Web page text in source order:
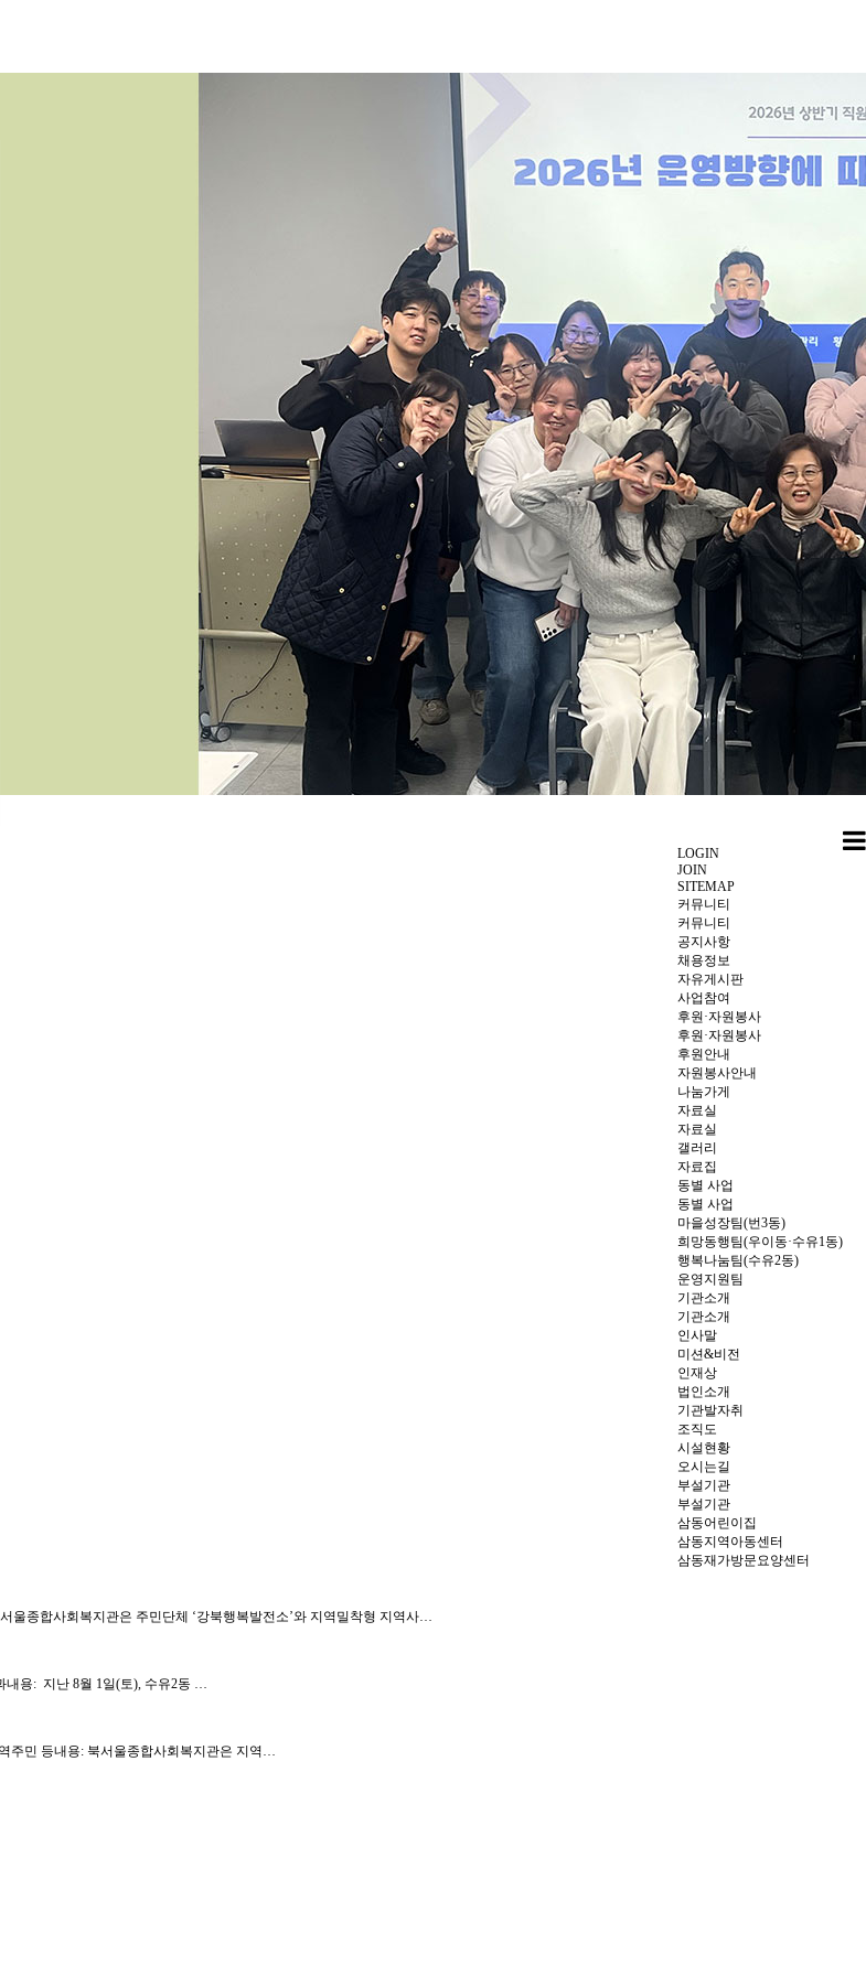
LOGIN
JOIN
SITEMAP
커뮤니티
커뮤니티
공지사항
채용정보
자유게시판
사업참여
후원·자원봉사
후원·자원봉사
후원안내
자원봉사안내
나눔가게
자료실
자료실
갤러리
자료집
동별 사업
동별 사업
마을성장팀(번3동)
희망동행팀(우이동·수유1동)
행복나눔팀(수유2동)
운영지원팀
기관소개
기관소개
인사말
미션&비전
인재상
법인소개
기관발자취
조직도
시설현황
오시는길
부설기관
부설기관
삼동어린이집
삼동지역아동센터
삼동재가방문요양센터
울종합사회복지관은 주민단체 ‘강북행복발전소’와 지역밀착형 지역사…
내용: 지난 8월 1일(토), 수유2동 …
주민 등내용: 북서울종합사회복지관은 지역…